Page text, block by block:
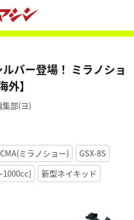
バー登場！ ミラノショ
】
部(ヨ)
ミラノショー)
GSX-8S
1000cc]
新型ネイキッド